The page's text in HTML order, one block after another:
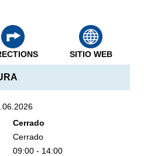
Cerrado
Cerrado
09:00 - 14:00
SITIO WEB